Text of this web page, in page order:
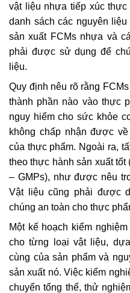
vật liệu nhựa tiếp xúc thực
danh sách các nguyên
sản xuất FCMs nhựa và
phải được sử dụng để
liệu.
Quy định nêu rõ rằng
thành phần nào vào thực
nguy hiểm cho sức khỏe
không chấp nhận được
của thực phẩm. Ngoài ra,
theo thực hành sản xuất tốt
– GMPs), như được nêu
Vật liệu cũng phải được
chúng an toàn cho thực
Một kế hoạch kiểm
cho từng loại vật liệu,
cùng của sản phẩm và
sản xuất nó. Việc kiểm
chuyển tổng thể, thử